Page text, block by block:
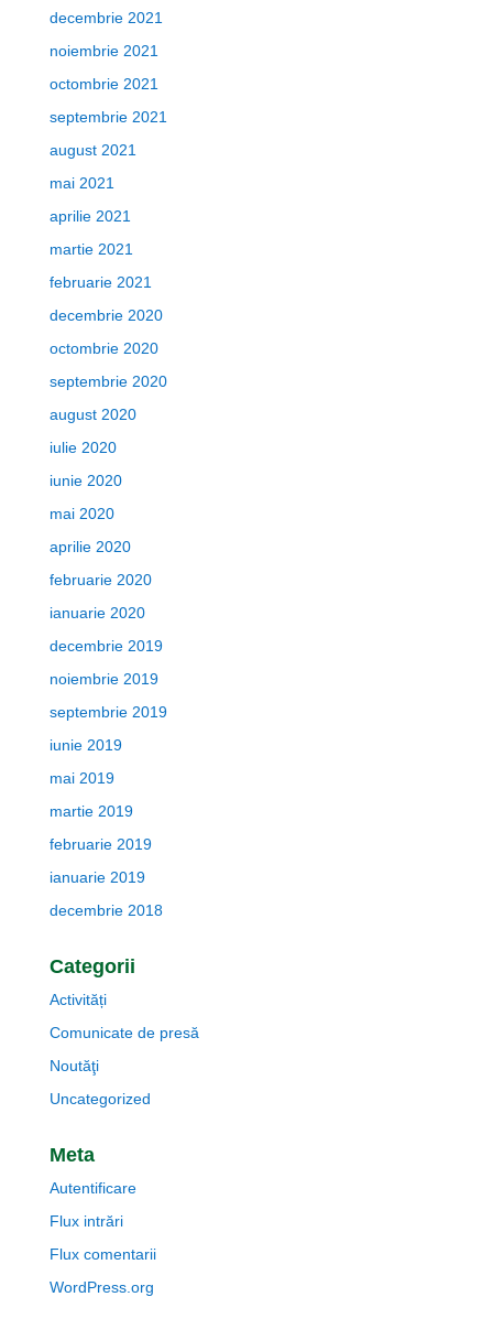
decembrie 2021
noiembrie 2021
octombrie 2021
septembrie 2021
august 2021
mai 2021
aprilie 2021
martie 2021
februarie 2021
decembrie 2020
octombrie 2020
septembrie 2020
august 2020
iulie 2020
iunie 2020
mai 2020
aprilie 2020
februarie 2020
ianuarie 2020
decembrie 2019
noiembrie 2019
septembrie 2019
iunie 2019
mai 2019
martie 2019
februarie 2019
ianuarie 2019
decembrie 2018
Categorii
Activități
Comunicate de presă
Noutăţi
Uncategorized
Meta
Autentificare
Flux intrări
Flux comentarii
WordPress.org